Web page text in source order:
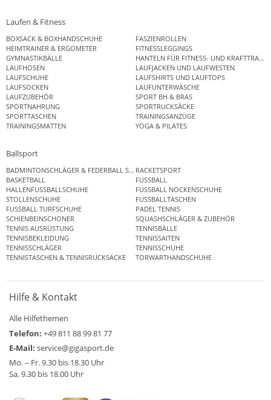
Laufen & Fitness
BOXSACK & BOXHANDSCHUHE
FASZIENROLLEN
HEIMTRAINER & ERGOMETER
FITNESSLEGGINGS
GYMNASTIKBÄLLE
HANTELN FÜR FITNESS- UND
LAUFHOSEN
LAUFJACKEN UND LAUFWESTEN
LAUFSCHUHE
LAUFSHIRTS UND LAUFTOPS
LAUFSOCKEN
LAUFUNTERWÄSCHE
LAUFZUBEHÖR
SPORT BH & BRAS
SPORTNAHRUNG
SPORTRUCKSÄCKE
SPORTTASCHEN
TRAININGSANZÜGE
TRAININGSMATTEN
YOGA & PILATES
Ballsport
BADMINTONSCHLÄGER & FEDERBALL SETSRACKETSPORT
BASKETBALL
FUSSBALL
HALLENFUSSBALLSCHUHE
FUSSBALL NOCKENSCHUHE
STOLLENSCHUHE
FUSSBALLTASCHEN
FUSSBALL TURFSCHUHE
PADEL TENNIS
SCHIENBEINSCHONER
SQUASHSCHLÄGER & ZUBEHÖR
TENNIS AUSRÜSTUNG
TENNISBÄLLE
TENNISBEKLEIDUNG
TENNISSAITEN
TENNISSCHLÄGER
TENNISSCHUHE
TENNISTASCHEN & TENNISRUCKSÄCKE
TORWARTHANDSCHUHE
Hilfe & Kontakt
Alle Hilfethemen
Telefon: +49 811 88 99 81 77
E-Mail: service@gigasport.de
Mo. – Fr. 9.30 bis 18.30 Uhr
Sa. 9.30 bis 18.00 Uhr